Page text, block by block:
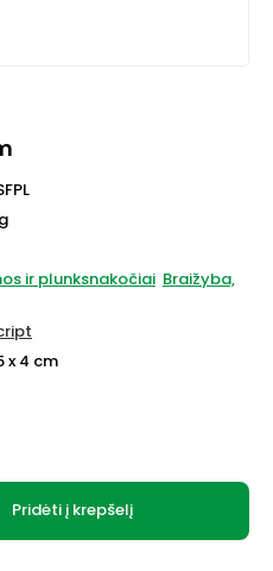
ir plunksnakočiai Braižyba,
x 4 cm
Pridėti į krepšelį